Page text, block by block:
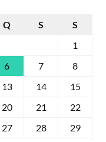
Q S
S
1
6 7
8
13 14
15
20 21
22
27 28
29